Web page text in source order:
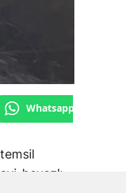
Whatsapp'tan
beyazlı